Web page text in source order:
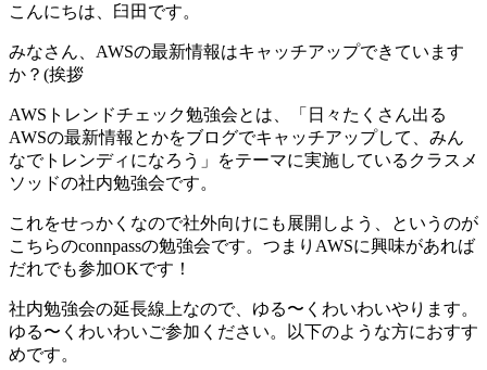
こんにちは、臼田です。
みなさん、AWSの最新情報はキャッチアップできています
か？(挨拶
AWSトレンドチェック勉強会とは、「日々たくさん出る
AWSの最新情報とかをブログでキャッチアップして、みん
なでトレンディになろう」をテーマに実施しているクラスメ
ソッドの社内勉強会です。
これをせっかくなので社外向けにも展開しよう、というのが
こちらのconnpassの勉強会です。つまりAWSに興味があれば
だれでも参加OKです！
社内勉強会の延長線上なので、ゆる〜くわいわいやります。
ゆる〜くわいわいご参加ください。以下のような方におすす
めです。